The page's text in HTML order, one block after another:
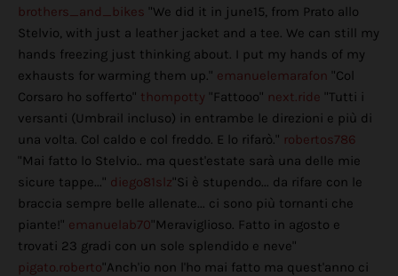
brothers_and_bikes "We did it in june15, from Prato allo
Stelvio, with just a leather jacket and a tee. We can still my
hands freezing just thinking about. I put my hands of my
exhausts for warming them up." emanuelemarafon "Col
Corsaro ho sofferto" thompotty "Fattooo" next.ride "Tutti i
versanti (Umbrail incluso) in entrambe le direzioni e più di
una volta. Col caldo e col freddo. E lo rifarò." robertos786
"Mai fatto lo Stelvio.. ma quest'estate sarà una delle mie
sicure tappe..." diego81slz "Si è stupendo... da rifare con le
braccia sempre belle allenate... ci sono più tornanti che
piante!" emanuelab70 "Meraviglioso. Fatto in agosto e
trovati 23 gradi con un sole splendido e neve"
pigato.roberto "Anch'io non l'ho mai fatto ma quest'anno ci